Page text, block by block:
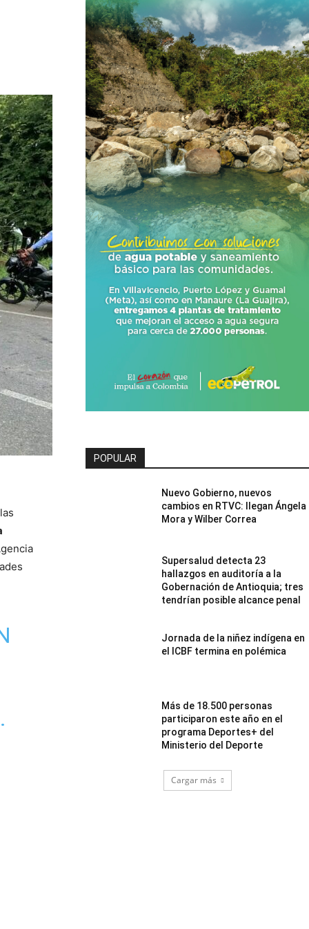
POPULAR
Nuevo Gobierno, nuevos
cambios en RTVC: llegan Ángela
Mora y Wilber Correa
Supersalud detecta 23
hallazgos en auditoría a la
Gobernación de Antioquia; tres
tendrían posible alcance penal
Jornada de la niñez indígena en
el ICBF termina en polémica
Más de 18.500 personas
participaron este año en el
programa Deportes+ del
Ministerio del Deporte
Cargar más